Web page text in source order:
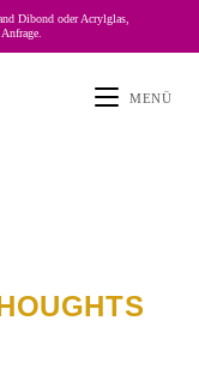
Dibond oder Acrylglas,
MENÜ